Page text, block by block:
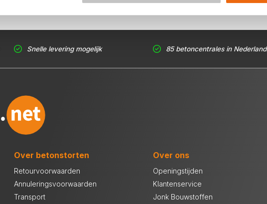
Snelle levering mogelijk 85 betoncentrales in Nederland
Over betonstorten
Retourvoorwaarden
Annuleringsvoorwaarden
Transport
Over ons
Openingstijden
Klantenservice
Jonk Bouwstoffen